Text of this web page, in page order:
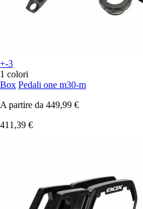
+-3
1 colori
Box Pedali one m30-m
A partire da 449,99 €
411,39 €